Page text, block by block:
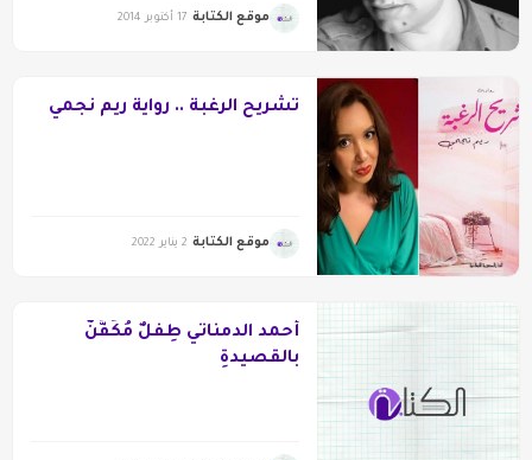
موقع الكتابة 17 أكتوبر 2014
تشريح الرغبة .. رواية ريم نجمي
موقع الكتابة 2 يناير 2022
أحمد الدمناتي طِفْلٌ مُكَفَّنٌ
بالقصيدةِ